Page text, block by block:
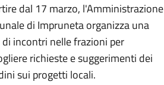
dal 17 marzo, l'Amministrazione
di Impruneta organizza una
di incontri nelle frazioni per
richieste e suggerimenti dei
sui progetti locali.